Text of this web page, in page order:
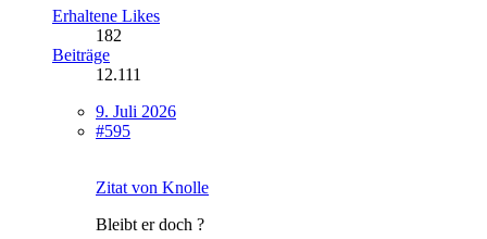
Erhaltene Likes
182
Beiträge
12.111
9. Juli 2026
#595
Zitat von Knolle
Bleibt er doch ?